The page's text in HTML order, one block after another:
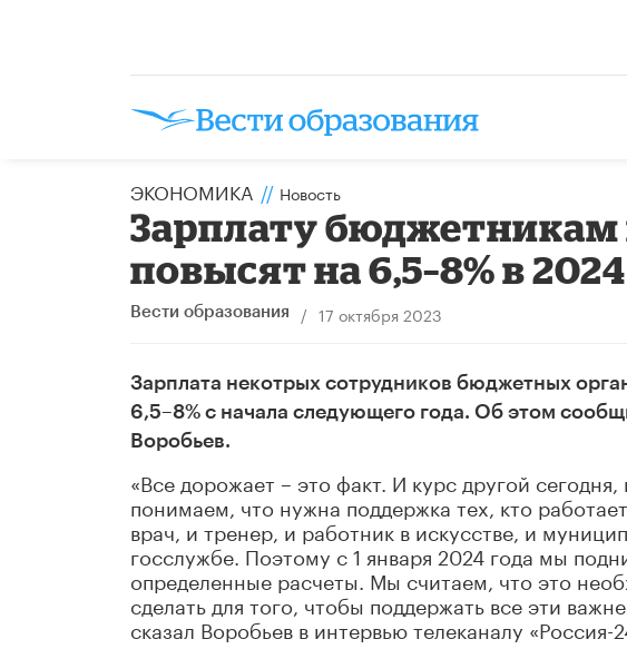
ЭКОНОМИКА // Новость
Зарплату бюджетникам
повысят на 6,5–8% в
Вести образования / 17 октября 2023
Зарплата некотрых сотрудников бюджетных
6,5–8% с начала следующего года. Об этом
Воробьев.
«Все дорожает – это факт. И курс другой
понимаем, что нужна поддержка тех, кто
врач, и тренер, и работник в искусстве, и
госслужбе. Поэтому с 1 января 2024 года мы
определенные расчеты. Мы считаем, что это
сделать для того, чтобы поддержать все эти
сказал Воробьев в интервью телеканалу «Россия-